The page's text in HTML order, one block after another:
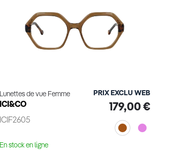
Lunettes de vue Femme
ICI&CO
ICIF2605
PRIX EXCLU WEB
179,00 €
En stock en ligne